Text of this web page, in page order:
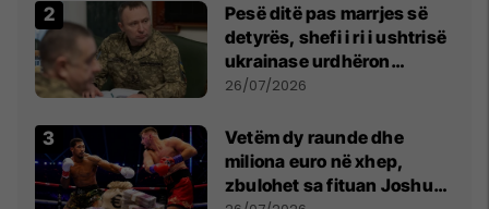
Pesë ditë pas marrjes së
detyrës, shefi i ri i ushtrisë
ukrainase urdhëron
kontroll të madh
26/07/2026
Vetëm dy raunde dhe
miliona euro në xhep,
zbulohet sa fituan Joshua